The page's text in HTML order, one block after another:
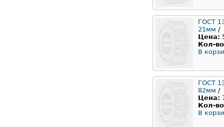
ГОСТ
21мм /
Цена:
Кол-
В
ГОСТ
82мм /
Цена:
Кол-
В